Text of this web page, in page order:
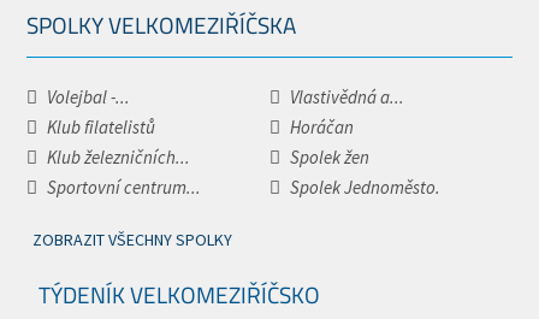
SPOLKY VELKOMEZIŘÍČSKA
Volejbal -...
Vlastivědná a...
Klub filatelistů
Horáčan
Klub železničních...
Spolek žen
Sportovní centrum...
Spolek Jednoměsto.
ZOBRAZIT VŠECHNY SPOLKY
TÝDENÍK VELKOMEZIŘÍČSKO